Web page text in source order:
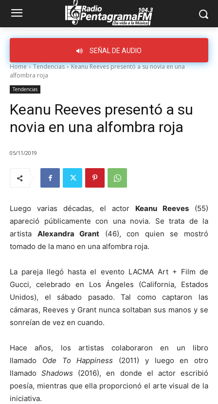
SEÑAL DE AUDIO
Home Tendencias
Keanu Reeves presentó a su novia en una
alfombra roja
Tendencias
Keanu Reeves presentó a su
novia en una alfombra roja
05/11/2019
Luego varias décadas, el actor Keanu Reeves (55)
apareció públicamente con una novia. Se trata de la
artista Alexandra Grant (46), con quien se mostró
tomado de la mano en una alfombra roja.
La pareja llegó hasta el evento LACMA Art + Film de
Gucci, celebrado en Los Ángeles (California, Estados
Unidos), el sábado pasado. Tal como captaron las
cámaras, Reeves y Grant nunca soltaban sus manos y se
sonreían de vez en cuando.
Hace años, los artistas colaboraron en un libro
llamado Ode To Happiness (2011) y luego en otro
llamadoShadows (2016), en donde el actor escribió
poesía, mientras que ella proporcionó el arte visual de la
iniciativa.